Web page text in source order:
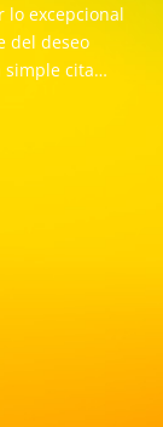
lo excepcional
del deseo
simple cita…